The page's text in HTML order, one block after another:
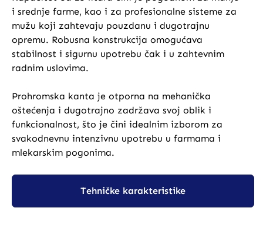
Tehničke karakteristike
i srednje farme, kao i za profesionalne sisteme za
mužu koji zahtevaju pouzdanu i dugotrajnu
opremu. Robusna konstrukcija omogućava
stabilnost i sigurnu upotrebu čak i u zahtevnim
radnim uslovima.
Prohromska kanta je otporna na mehanička
oštećenja i dugotrajno zadržava svoj oblik i
funkcionalnost, što je čini idealnim izborom za
svakodnevnu intenzivnu upotrebu u farmama i
mlekarskim pogonima.